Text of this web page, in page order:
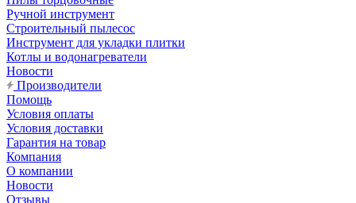
Ручной инструмент
Строительный пылесос
Инструмент для укладки плитки
Котлы и водонагреватели
Новости
Производители
Помощь
Условия оплаты
Условия доставки
Гарантия на товар
Компания
О компании
Новости
Отзывы